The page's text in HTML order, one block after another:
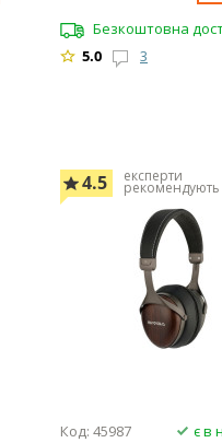
Безкоштовна
5.0
3
4.5 експерти
рекомендують
Код: 45987
є в